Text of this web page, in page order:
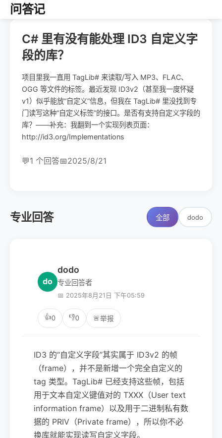
问答记
C# 里有没有能处理 ID3 自定义字
段的库？
项目里我一直用 TagLib# 来读取/写入 MP3、FLAC、
OGG 等文件的标签。最近发现 ID3v2（甚至我一度怀疑
v1）似乎能放“自定义”信息，但我在 TagLib# 里没找到专
门读写这种“自定义标签”的接口。是否有支持自定义字段的
库？——补充：我翻到一个实现列表页面：
http://id3.org/Implementations
💬1 个回答📅2025/8/21
专业回答 全部 dodo
do
dodo
专业回答者
📅 2025年8月21日 下午05:59
👍0 👎0 🚨举报
ID3 的“自定义字段”其实属于 ID3v2 的帧
（frame），并不是新增一个完全自定义的
tag 类型。TagLib# 已经支持这些帧，包括
用于文本自定义键值对的 TXXX（User text
information frame）以及用于二进制私有数
据的 PRIV（Private frame），所以你不必
换库就能实现读写自定义字段。